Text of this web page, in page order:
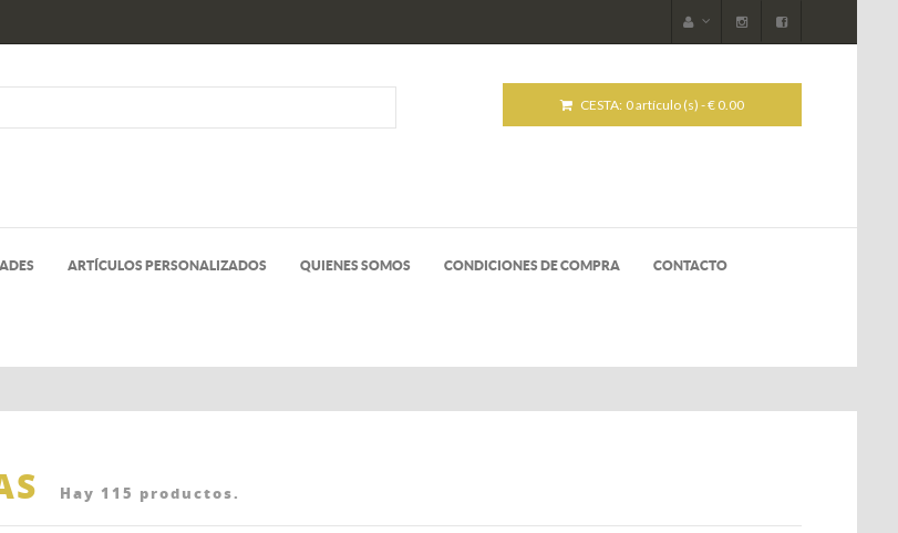
CESTA: 0 artículo (s) - € 0.00
ARTÍCULOS PERSONALIZADOS QUIENES SOMOS CONDICIONES DE COMPRA CONTACTO
Hay 115 productos.